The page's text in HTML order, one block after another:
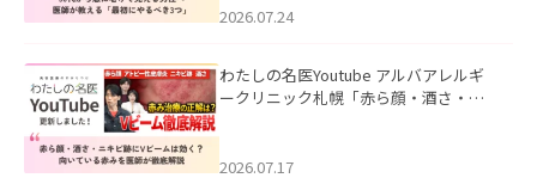
た。
2026.07.24
わたしの名医Youtube アルバアレルギ
ークリニック札幌「赤ら顔・酒さ・ニ
した。
2026.07.17